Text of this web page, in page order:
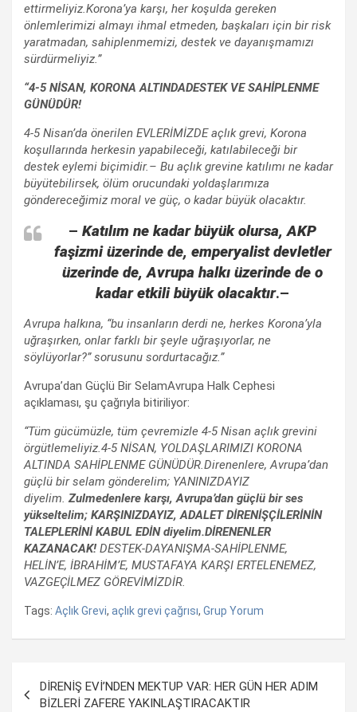
ettirmeliyiz.Korona’ya karşı, her koşulda gereken
önlemlerimizi almayı ihmal etmeden, başkaları için bir risk
yaratmadan, sahiplenmemizi, destek ve dayanışmamızı
sürdürmeliyiz.”
“4-5 NİSAN, KORONA ALTINDADESTEK VE SAHİPLENME
GÜNÜDÜR!
4-5 Nisan’da önerilen EVLERİMİZDE açlık grevi, Korona
koşullarında herkesin yapabileceği, katılabileceği bir
destek eylemi biçimidir.– Bu açlık grevine katılımı ne kadar
büyütebilirsek, ölüm orucundaki yoldaşlarımıza
göndereceğimiz moral ve güç, o kadar büyük olacaktır.
– Katılım ne kadar büyük olursa, AKP
faşizmi üzerinde de, emperyalist devletler
üzerinde de, Avrupa halkı üzerinde de o
kadar etkili büyük olacaktır.–
Avrupa halkına, “bu insanların derdi ne, herkes Korona’yla
uğraşırken, onlar farklı bir şeyle uğraşıyorlar, ne
söylüyorlar?” sorusunu sordurtacağız.”
Avrupa’dan Güçlü Bir SelamAvrupa Halk Cephesi
açıklaması, şu çağrıyla bitiriliyor:
“Tüm gücümüzle, tüm çevremizle 4-5 Nisan açlık grevini
örgütlemeliyiz.4-5 NİSAN, YOLDAŞLARIMIZI KORONA
ALTINDA SAHİPLENME GÜNÜDÜR.Direnenlere, Avrupa’dan
güçlü bir selam gönderelim; YANINIZDAYIZ
diyelim.Zulmedenlere karşı, Avrupa’dan güçlü bir ses
yükseltelim; KARŞINIZDAYIZ, ADALET DİRENİŞÇİLERİNİN
TALEPLERİNİ KABUL EDİN diyelim.DİRENENLER
KAZANACAK! DESTEK-DAYANIŞMA-SAHİPLENME,
HELİN’E, İBRAHİM’E, MUSTAFAYA KARŞI ERTELENEMEZ,
VAZGEÇİLMEZ GÖREVİMİZDİR.
Tags: Açlık Grevi, açlık grevi çağrısı, Grup Yorum
Yazı
dolaşımı
DİRENİŞ EVİ’NDEN MEKTUP VAR: HER GÜN HER ADIM
BİZLERİ ZAFERE YAKINLAŞTIRACAKTIR